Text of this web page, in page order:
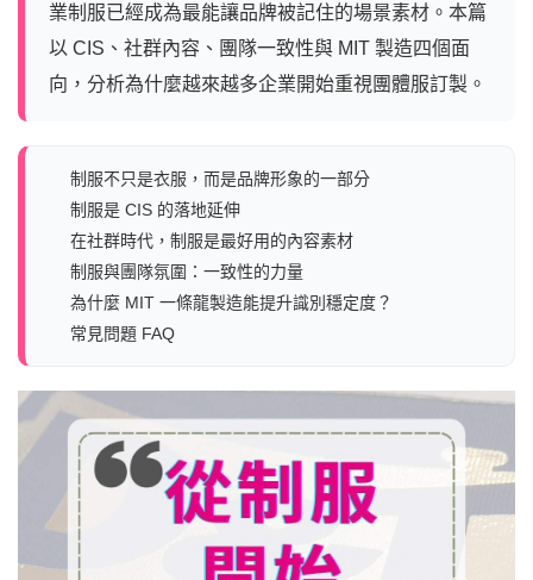
業制服已經成為最能讓品牌被記住的場景素材。本篇
以 CIS、社群內容、團隊一致性與 MIT 製造四個面
向，分析為什麼越來越多企業開始重視團體服訂製。
制服不只是衣服，而是品牌形象的一部分
制服是 CIS 的落地延伸
在社群時代，制服是最好用的內容素材
制服與團隊氛圍：一致性的力量
為什麼 MIT 一條龍製造能提升識別穩定度？
常見問題 FAQ